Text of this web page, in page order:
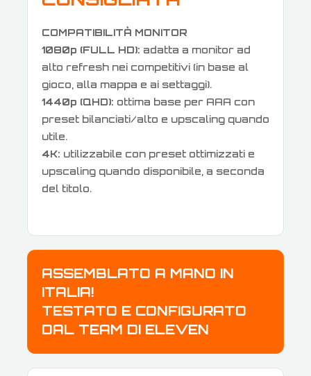
COMPATIBILITÀ MONITOR
1080p (FULL HD): adatta a monitor ad
alto refresh nei competitivi (in base al
gioco, alla mappa e ai settaggi).
1440p (QHD): ottima base per AAA con
preset bilanciati/alto e upscaling quando
utile.
4K: utilizzabile con preset ottimizzati e
upscaling quando disponibile, a seconda
del titolo.
ASSEMBLATO A MANO IN
ITALIA!
TESTATO E CONFIGURATO
DAL TEAM DI ELEVEN